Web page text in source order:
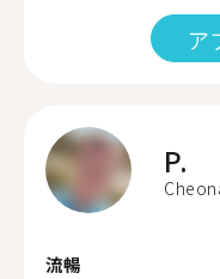
ア
P.
流暢